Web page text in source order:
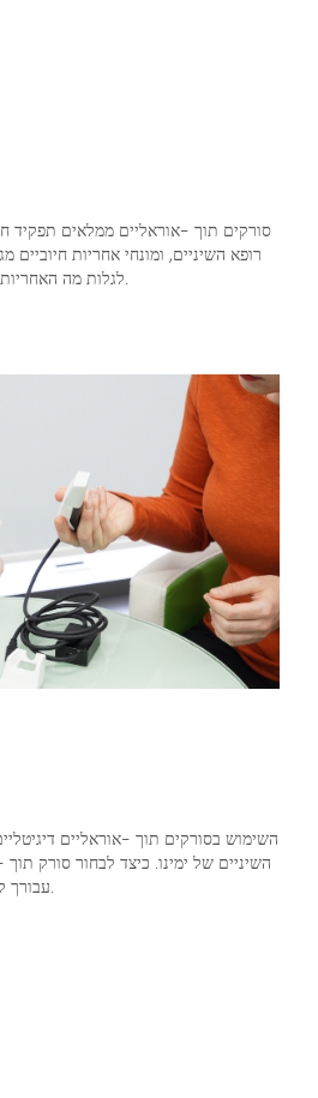
סורקים תוך -אוראליים ממלאים תפקיד
רופא השיניים, ומונחי אחריות
השימוש בסורקים תוך -אוראליים
השיניים של ימינו. כיצד לבחור סורק
עבורך להיכנס לרפואת שיניים דיגיטלית.